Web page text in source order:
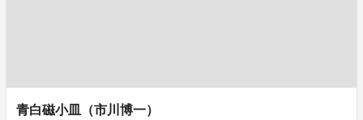
青白磁小皿（市川博一）